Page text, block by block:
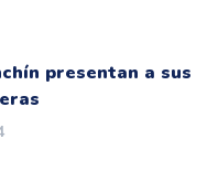
presentan a sus